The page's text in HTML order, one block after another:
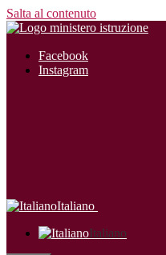
Salta al contenuto
Facebook
Instagram
Italiano
Italiano